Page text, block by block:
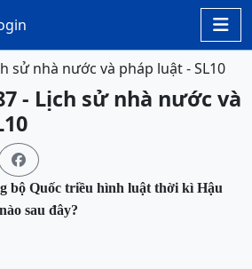

sử nhà nước và pháp luật - SL10
- Lịch sử nhà nước và

bộ Quốc triều hình luật thời kì Hậu
sau đây?